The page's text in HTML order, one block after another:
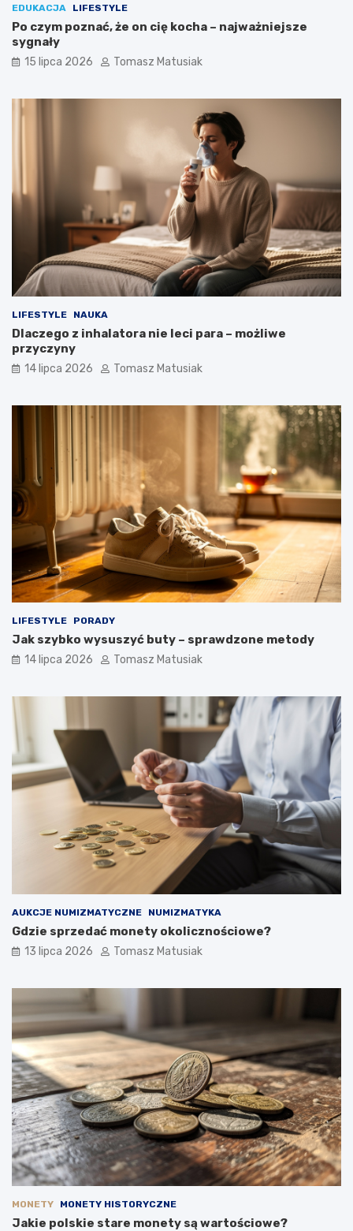
EDUKACJA LIFESTYLE
Po czym poznać, że on cię kocha – najważniejsze
sygnały
15 lipca 2026 Tomasz Matusiak
LIFESTYLE NAUKA
Dlaczego z inhalatora nie leci para – możliwe
przyczyny
14 lipca 2026 Tomasz Matusiak
LIFESTYLE PORADY
Jak szybko wysuszyć buty – sprawdzone metody
14 lipca 2026 Tomasz Matusiak
AUKCJE NUMIZMATYCZNE NUMIZMATYKA
Gdzie sprzedać monety okolicznościowe?
13 lipca 2026 Tomasz Matusiak
MONETY MONETY HISTORYCZNE
Jakie polskie stare monety są wartościowe?